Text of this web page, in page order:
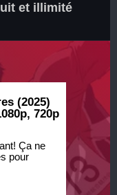
et illimité
(2025)
720p
Ça ne
pour